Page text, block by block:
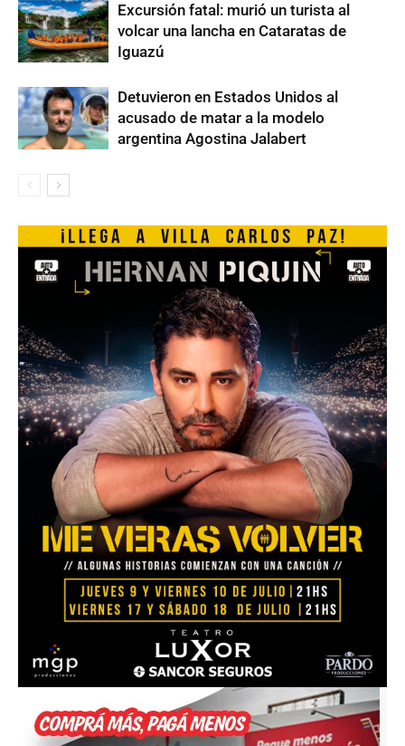
Excursión fatal: murió un turista al
volcar una lancha en Cataratas de
Iguazú
Detuvieron en Estados Unidos al
acusado de matar a la modelo
argentina Agostina Jalabert